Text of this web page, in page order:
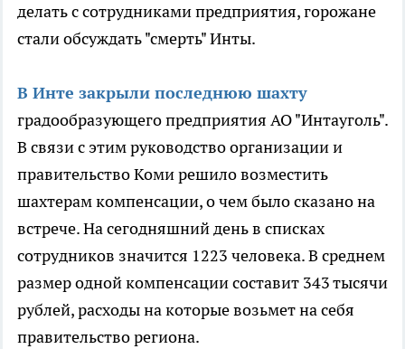
делать с сотрудниками предприятия, горожане
стали обсуждать "смерть" Инты.
В Инте закрыли последнюю шахту
градообразующего предприятия АО "Интауголь".
В связи с этим руководство организации и
правительство Коми решило возместить
шахтерам компенсации, о чем было сказано на
встрече. На сегодняшний день в списках
сотрудников значится 1223 человека. В среднем
размер одной компенсации составит 343 тысячи
рублей, расходы на которые возьмет на себя
правительство региона.